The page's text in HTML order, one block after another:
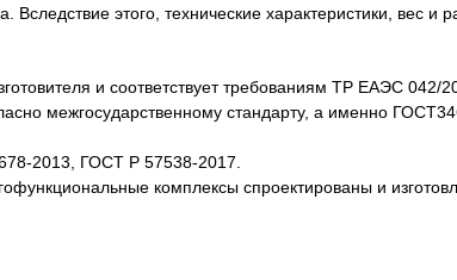
этого, технические характеристики, вес и
и соответствует требованиям ТР ЕАЭС 042/
межгосударственному стандарту, а именно
2013, ГОСТ Р 57538-2017.
комплексы спроектированы и